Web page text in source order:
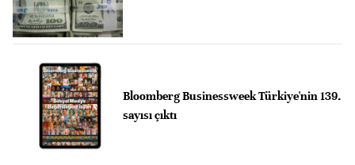
Bloomberg Businessweek Türkiye'nin 139.
sayısı çıktı